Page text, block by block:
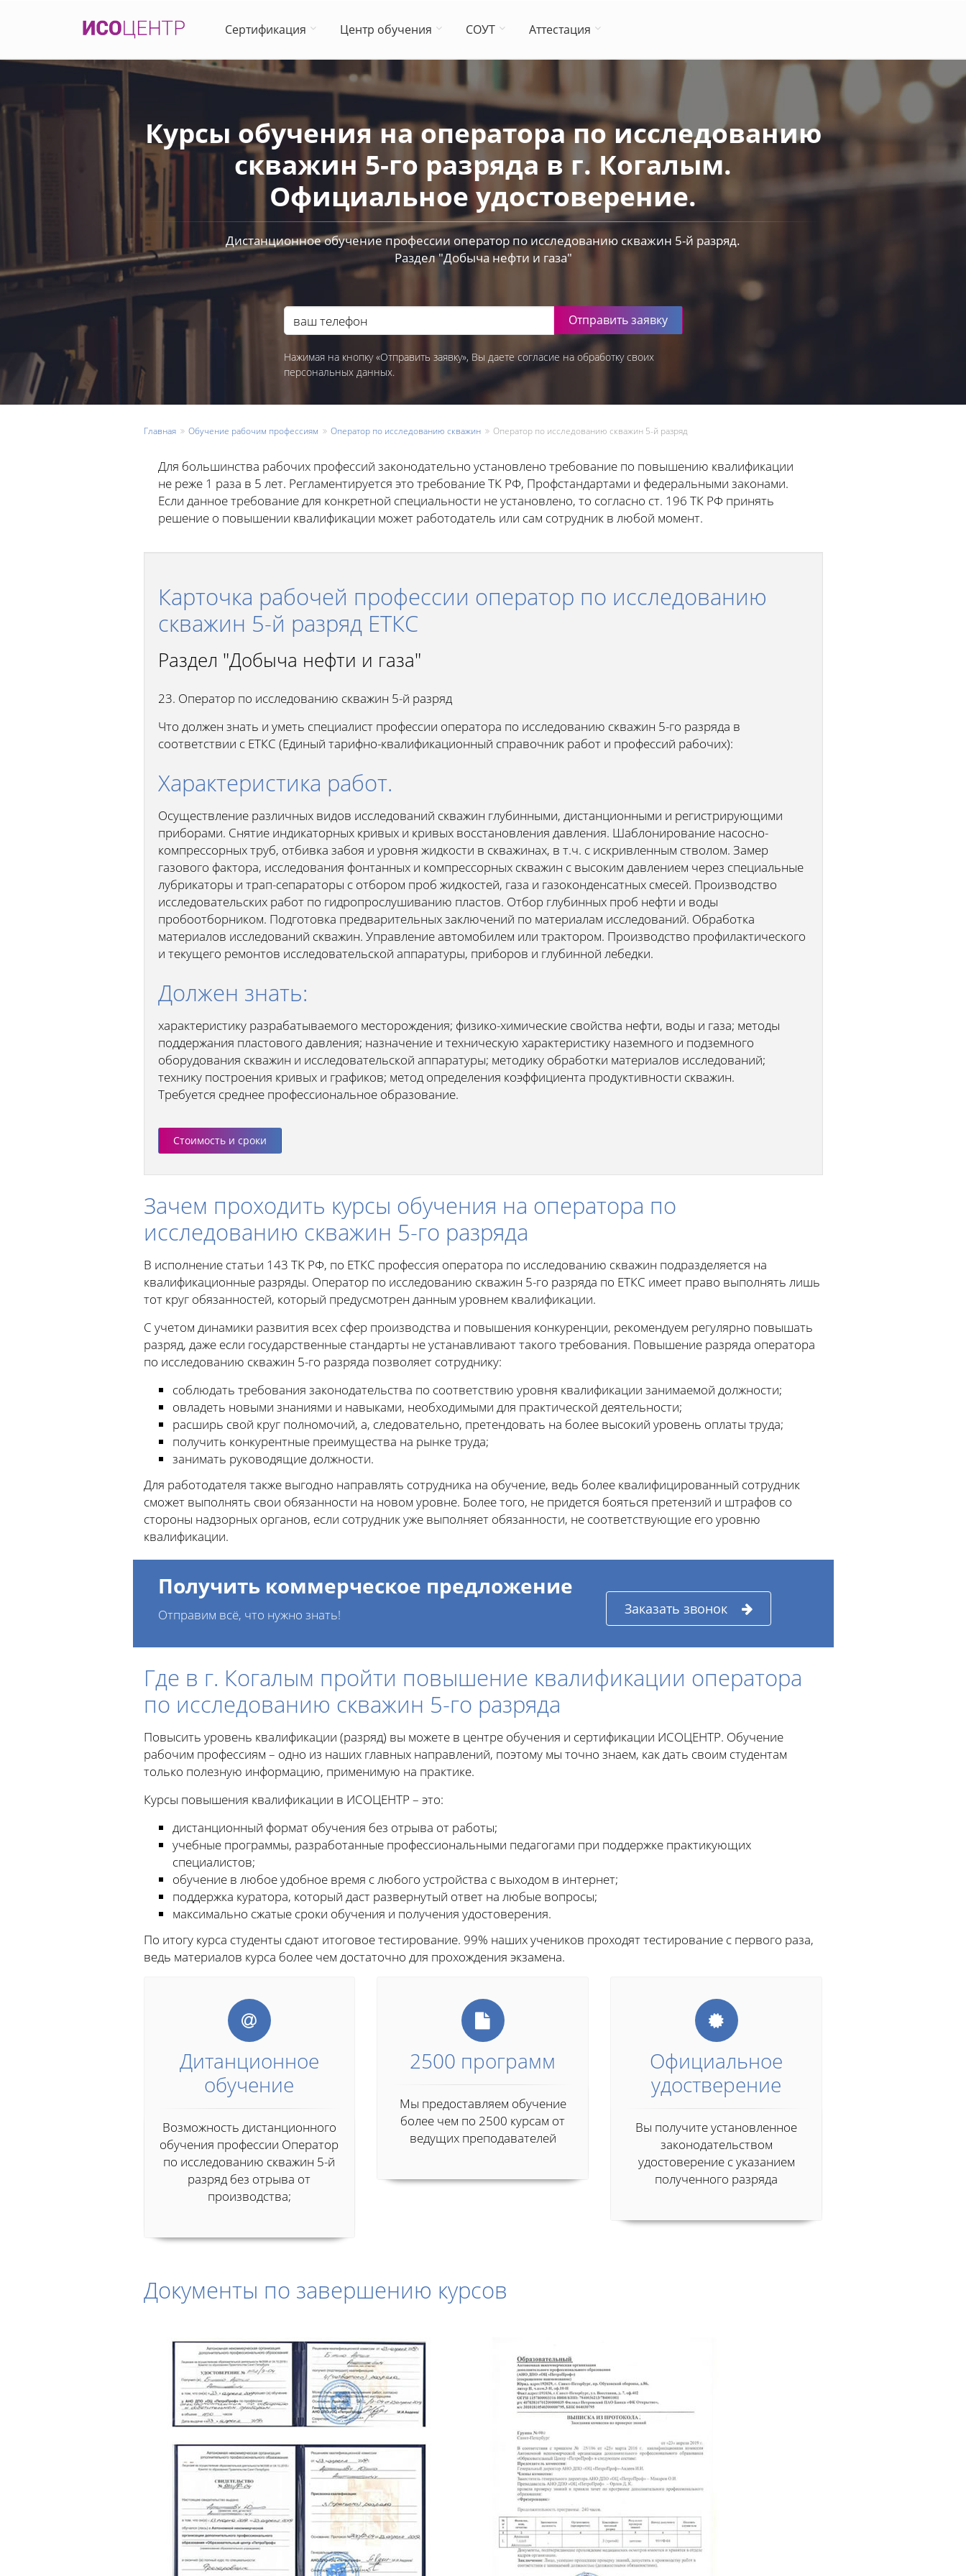
Сертификация Центр обучения СОУТ Аттестация
Курсы обучения на оператора по исследованию
скважин 5-го разряда в г. Когалым.
Официальное удостоверение.
Дистанционное обучение профессии оператор по исследованию скважин 5-й разряд.
Раздел "Добыча нефти и газа"
Отправить заявку
Нажимая на кнопку «Отправить заявку», Вы даете согласие на обработку своих
персональных данных.
Главная Обучение рабочим профессиям Оператор по исследованию скважин Оператор по исследованию скважин 5-й разряд
Для большинства рабочих профессий законодательно установлено требование по повышению квалификации
не реже 1 раза в 5 лет. Регламентируется это требование ТК РФ, Профстандартами и федеральными законами.
Если данное требование для конкретной специальности не установлено, то согласно ст. 196 ТК РФ принять
решение о повышении квалификации может работодатель или сам сотрудник в любой момент.
Карточка рабочей профессии оператор по исследованию
скважин 5-й разряд ЕТКС
Раздел "Добыча нефти и газа"
23. Оператор по исследованию скважин 5-й разряд
Что должен знать и уметь специалист профессии оператора по исследованию скважин 5-го разряда в
соответствии с ЕТКС (Единый тарифно-квалификационный справочник работ и профессий рабочих):
Характеристика работ.
Осуществление различных видов исследований скважин глубинными, дистанционными и регистрирующими
приборами. Снятие индикаторных кривых и кривых восстановления давления. Шаблонирование насосно-
компрессорных труб, отбивка забоя и уровня жидкости в скважинах, в т.ч. с искривленным стволом. Замер
газового фактора, исследования фонтанных и компрессорных скважин с высоким давлением через специальные
лубрикаторы и трап-сепараторы с отбором проб жидкостей, газа и газоконденсатных смесей. Производство
исследовательских работ по гидропрослушиванию пластов. Отбор глубинных проб нефти и воды
пробоотборником. Подготовка предварительных заключений по материалам исследований. Обработка
материалов исследований скважин. Управление автомобилем или трактором. Производство профилактического
и текущего ремонтов исследовательской аппаратуры, приборов и глубинной лебедки.
Должен знать:
характеристику разрабатываемого месторождения; физико-химические свойства нефти, воды и газа; методы
поддержания пластового давления; назначение и техническую характеристику наземного и подземного
оборудования скважин и исследовательской аппаратуры; методику обработки материалов исследований;
технику построения кривых и графиков; метод определения коэффициента продуктивности скважин.
Требуется среднее профессиональное образование.
Стоимость и сроки
Зачем проходить курсы обучения на оператора по
исследованию скважин 5-го разряда
В исполнение статьи 143 ТК РФ, по ЕТКС профессия оператора по исследованию скважин подразделяется на
квалификационные разряды. Оператор по исследованию скважин 5-го разряда по ЕТКС имеет право выполнять лишь
тот круг обязанностей, который предусмотрен данным уровнем квалификации.
С учетом динамики развития всех сфер производства и повышения конкуренции, рекомендуем регулярно повышать
разряд, даже если государственные стандарты не устанавливают такого требования. Повышение разряда оператора
по исследованию скважин 5-го разряда позволяет сотруднику:
соблюдать требования законодательства по соответствию уровня квалификации занимаемой должности;
овладеть новыми знаниями и навыками, необходимыми для практической деятельности;
расширь свой круг полномочий, а, следовательно, претендовать на более высокий уровень оплаты труда;
получить конкурентные преимущества на рынке труда;
занимать руководящие должности.
Для работодателя также выгодно направлять сотрудника на обучение, ведь более квалифицированный сотрудник
сможет выполнять свои обязанности на новом уровне. Более того, не придется бояться претензий и штрафов со
стороны надзорных органов, если сотрудник уже выполняет обязанности, не соответствующие его уровню
квалификации.
Получить коммерческое предложение
Отправим всё, что нужно знать! Заказать звонок
Где в г. Когалым пройти повышение квалификации оператора
по исследованию скважин 5-го разряда
Повысить уровень квалификации (разряд) вы можете в центре обучения и сертификации ИСОЦЕНТР. Обучение
рабочим профессиям – одно из наших главных направлений, поэтому мы точно знаем, как дать своим студентам
только полезную информацию, применимую на практике.
Курсы повышения квалификации в ИСОЦЕНТР – это:
дистанционный формат обучения без отрыва от работы;
учебные программы, разработанные профессиональными педагогами при поддержке практикующих
специалистов;
обучение в любое удобное время с любого устройства с выходом в интернет;
поддержка куратора, который даст развернутый ответ на любые вопросы;
максимально сжатые сроки обучения и получения удостоверения.
По итогу курса студенты сдают итоговое тестирование. 99% наших учеников проходят тестирование с первого раза,
ведь материалов курса более чем достаточно для прохождения экзамена.
Дитанционное
обучение
Возможность дистанционного
обучения профессии Оператор
по исследованию скважин 5-й
разряд без отрыва от
производства;
2500 программ
Мы предоставляем обучение
более чем по 2500 курсам от
ведущих преподавателей
Официальное
удостверение
Вы получите установленное
законодательством
удостоверение с указанием
полученного разряда
Документы по завершению курсов